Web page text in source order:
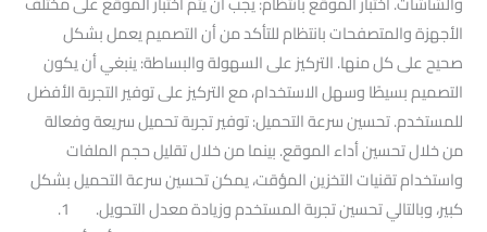
الأجهزة والمتصفحات بانتظام للتأكد من أن التصميم يعمل بشكل
صحيح على كل منها. التركيز على السهولة والبساطة: ينبغي أن يكون
التصميم بسيطًا وسهل الاستخدام، مع التركيز على توفير التجربة الأفضل
للمستخدم. تحسين سرعة التحميل: توفير تجربة تحميل سريعة وفعالة
من خلال تحسين أداء الموقع. بينما من خلال تقليل حجم الملفات
واستخدام تقنيات التخزين المؤقت، يمكن تحسين سرعة التحميل بشكل
كبير، وبالتالي تحسين تجربة المستخدم وزيادة معدل التحويل. 1.